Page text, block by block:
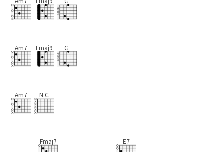
Am7 Fmaj9 G
Am7 N.C
Fmaj7 E7